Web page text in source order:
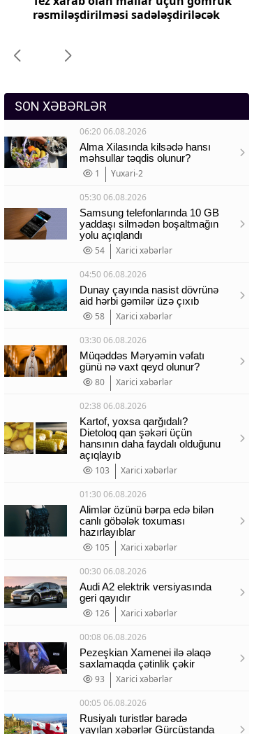
rəsmiləşdirilməsi sadələşdiriləcək
SON XƏBƏRLƏR
06:20 06.08.2026
Alma Xilasında kilsədə hansı
məhsullar təqdis olunur?
1
Yuxari-2
05:30 06.08.2026
Samsung telefonlarında 10 GB
yaddaşı silmədən boşaltmağın
yolu açıqlandı
54
Xarici xəbərlər
04:50 06.08.2026
Dunay çayında nasist dövrünə
aid hərbi gəmilər üzə çıxıb
58
Xarici xəbərlər
03:30 06.08.2026
Müqəddəs Məryəmin vəfatı
günü nə vaxt qeyd olunur?
80
Xarici xəbərlər
02:38 06.08.2026
Kartof, yoxsa qarğıdalı?
Dietoloq qan şəkəri üçün
hansının daha faydalı olduğunu
açıqlayıb
103
Xarici xəbərlər
01:30 06.08.2026
Alimlər özünü bərpa edə bilən
canlı göbələk toxuması
hazırlayıblar
105
Xarici xəbərlər
00:30 06.08.2026
Audi A2 elektrik versiyasında
geri qayıdır
126
Xarici xəbərlər
00:08 06.08.2026
Pezeşkian Xamenei ilə əlaqə
saxlamaqda çətinlik çəkir
93
Xarici xəbərlər
00:05 06.08.2026
Rusiyalı turistlər barədə
yayılan xəbərlər Gürcüstanda